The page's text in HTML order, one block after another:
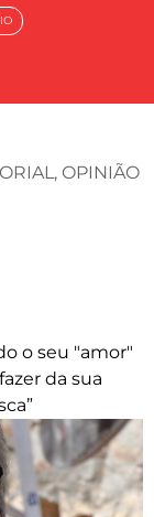
, OPINIÃO
o seu "amor"
da sua